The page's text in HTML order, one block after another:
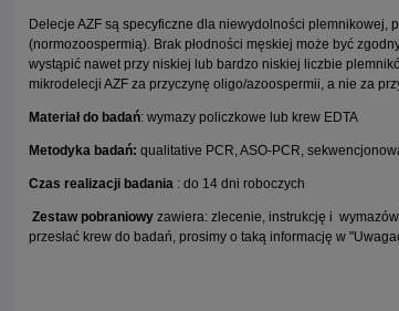
Delecje AZF są specyficzne dla niewydolności
(normozoospermią). Brak płodności męskiej może być
wystąpić nawet przy niskiej lub bardzo niskiej liczbie
mikrodelecji AZF za przyczynę oligo/azoospermii, a nie za
Materiał do badań: wymazy policzkowe lub krew EDTA
Metodyka badań: qualitative PCR, ASO-PCR,
Czas realizacji badania : do 14 dni roboczych
Zestaw pobraniowy zawiera: zlecenie, instrukcję i
przesłać krew do badań, prosimy o taką informację w